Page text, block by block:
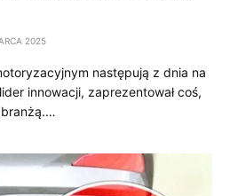
2025
następują z dnia na
innowacji, zaprezentował coś,
branżą.…